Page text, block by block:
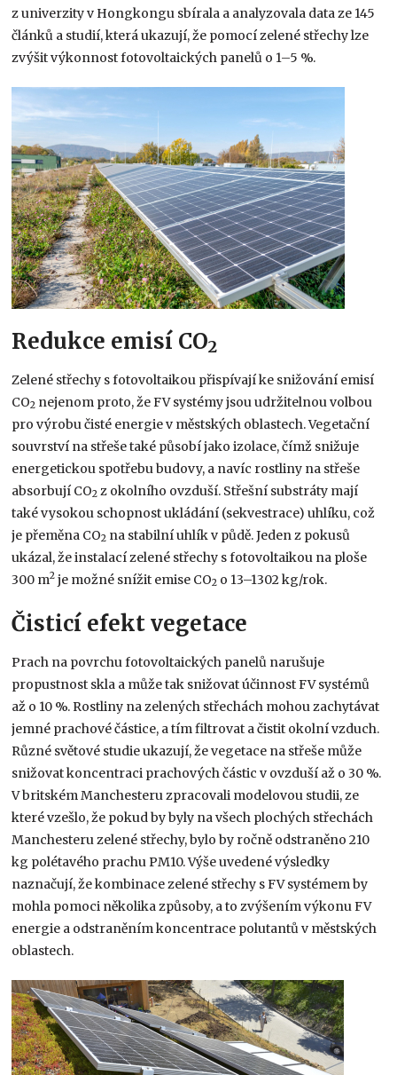
z univerzity v Hongkongu sbírala a analyzovala data ze 145
článků a studií, která ukazují, že pomocí zelené střechy lze
zvýšit výkonnost fotovoltaických panelů o 1–5 %.
Redukce emisí CO2
Zelené střechy s fotovoltaikou přispívají ke snižování emisí
CO2 nejenom proto, že FV systémy jsou udržitelnou volbou
pro výrobu čisté energie v městských oblastech. Vegetační
souvrství na střeše také působí jako izolace, čímž snižuje
energetickou spotřebu budovy, a navíc rostliny na střeše
absorbují CO2 z okolního ovzduší. Střešní substráty mají
také vysokou schopnost ukládání (sekvestrace) uhlíku, což
je přeměna CO2 na stabilní uhlík v půdě. Jeden z pokusů
ukázal, že instalací zelené střechy s fotovoltaikou na ploše
300 m2 je možné snížit emise CO2 o 13–1302 kg/rok.
Čisticí efekt vegetace
Prach na povrchu fotovoltaických panelů narušuje
propustnost skla a může tak snižovat účinnost FV systémů
až o 10 %. Rostliny na zelených střechách mohou zachytávat
jemné prachové částice, a tím filtrovat a čistit okolní vzduch.
Různé světové studie ukazují, že vegetace na střeše může
snižovat koncentraci prachových částic v ovzduší až o 30 %.
V britském Manchesteru zpracovali modelovou studii, ze
které vzešlo, že pokud by byly na všech plochých střechách
Manchesteru zelené střechy, bylo by ročně odstraněno 210
kg polétavého prachu PM10. Výše uvedené výsledky
naznačují, že kombinace zelené střechy s FV systémem by
mohla pomoci několika způsoby, a to zvýšením výkonu FV
energie a odstraněním koncentrace polutantů v městských
oblastech.